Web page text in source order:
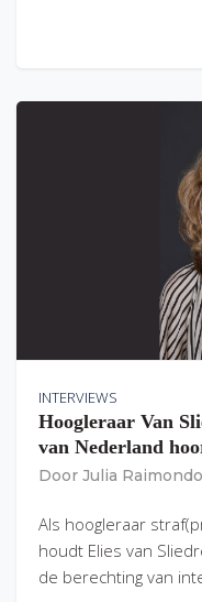
INTERVIEWS
Hoogleraar Van
van Nederland
Door Julia Raimondo
Als hoogleraar
houdt Elies van
de berechting van